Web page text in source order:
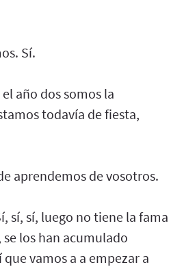
Sí.
año dos somos la
todavía de fiesta,
aprendemos de vosotros.
sí, sí, luego no tiene la fama
los han acumulado
vamos a a empezar a